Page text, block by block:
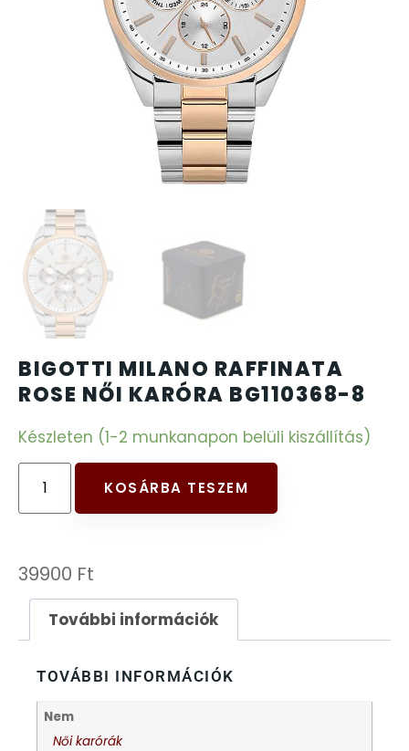
BIGOTTI MILANO RAFFINATA
ROSE NŐI KARÓRA BG110368-8
Készleten (1-2 munkanapon belüli kiszállítás)
KOSÁRBA TESZEM
39900 Ft
További információk
TOVÁBBI INFORMÁCIÓK
Nem
Női karórák
CANGO&RINALDI KARÓRÁK
DIVAT KARÓRÁK (Curren, Oulm,Naviforce, D-
DOXA
ESPRIT
FALIÓRÁK
FÉMCSATOK
FESTINA
FRANCIS DELON
FREELOOK
GUESS KARÓRÁK
HÁLÓZATI ÓRÁK